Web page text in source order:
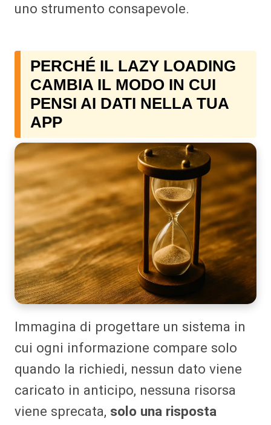
uno strumento consapevole.
PERCHÉ IL LAZY LOADING
CAMBIA IL MODO IN CUI
PENSI AI DATI NELLA TUA
APP
Immagina di progettare un sistema in
cui ogni informazione compare solo
quando la richiedi, nessun dato viene
caricato in anticipo, nessuna risorsa
viene sprecata, solo una risposta